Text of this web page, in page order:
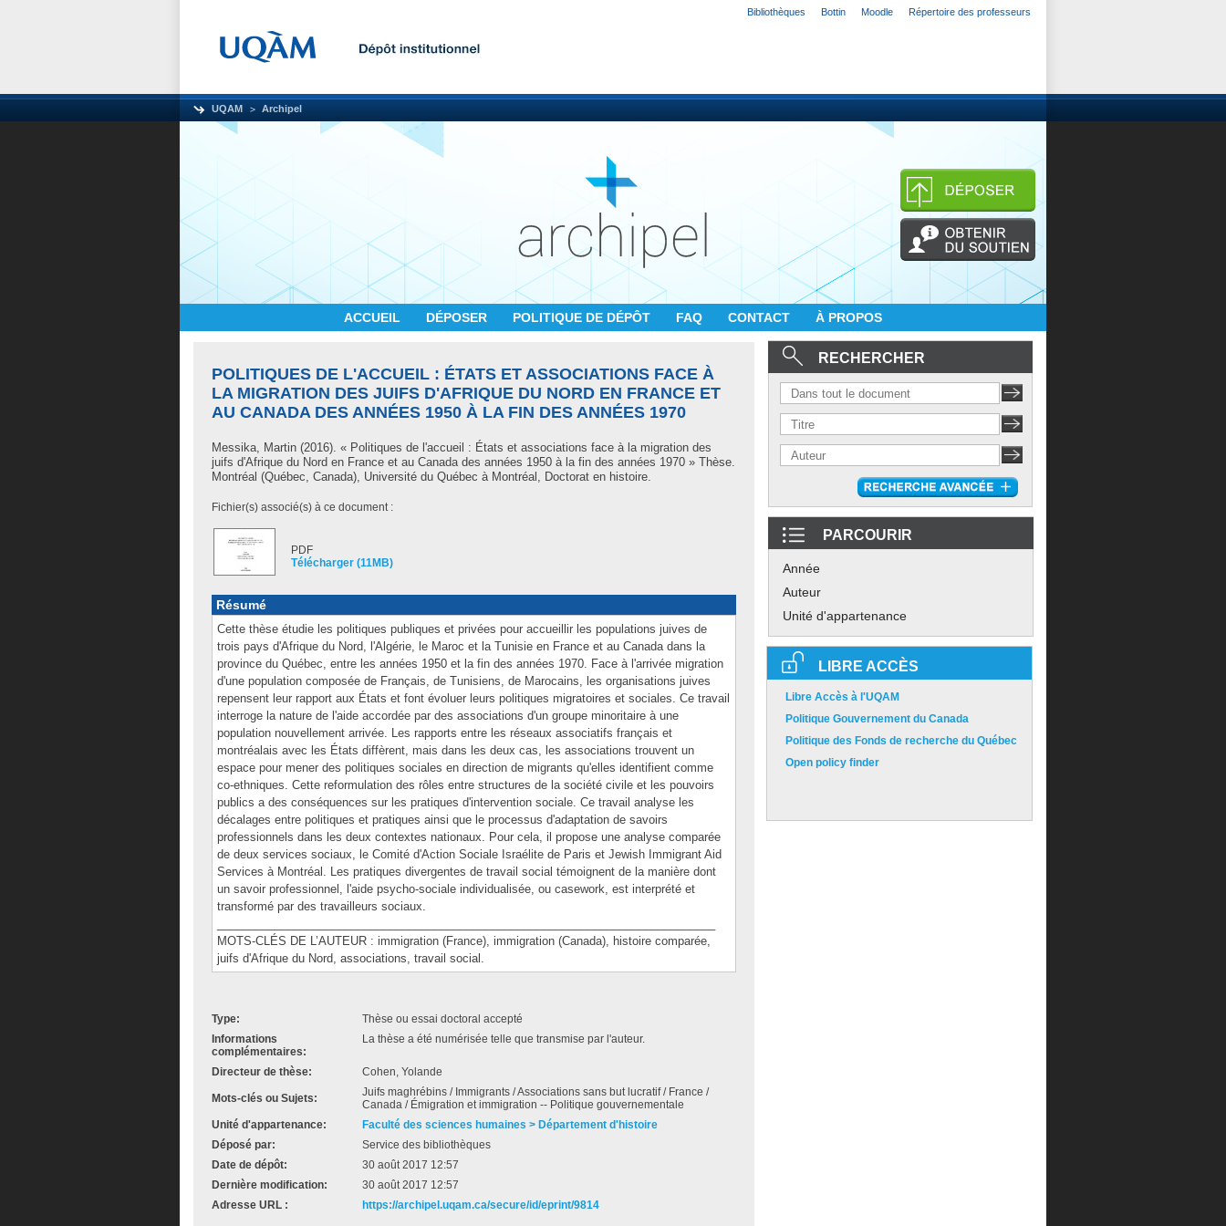
Bibliothèques Bottin Moodle Répertoire des professeurs
UQAM Archipel
ACCUEIL DÉPOSER POLITIQUE DE DÉPÔT FAQ CONTACT À PROPOS
POLITIQUES DE L'ACCUEIL : ÉTATS ET ASSOCIATIONS FACE À
LA MIGRATION DES JUIFS D'AFRIQUE DU NORD EN FRANCE ET
AU CANADA DES ANNÉES 1950 À LA FIN DES ANNÉES 1970
Messika, Martin (2016). « Politiques de l'accueil : États et associations face à la migration des
juifs d'Afrique du Nord en France et au Canada des années 1950 à la fin des années 1970 » Thèse.
Montréal (Québec, Canada), Université du Québec à Montréal, Doctorat en histoire.
Fichier(s) associé(s) à ce document :
PDF
Télécharger (11MB)
Résumé
Cette thèse étudie les politiques publiques et privées pour accueillir les populations juives de
trois pays d'Afrique du Nord, l'Algérie, le Maroc et la Tunisie en France et au Canada dans la
province du Québec, entre les années 1950 et la fin des années 1970. Face à l'arrivée migration
d'une population composée de Français, de Tunisiens, de Marocains, les organisations juives
repensent leur rapport aux États et font évoluer leurs politiques migratoires et sociales. Ce travail
interroge la nature de l'aide accordée par des associations d'un groupe minoritaire à une
population nouvellement arrivée. Les rapports entre les réseaux associatifs français et
montréalais avec les États diffèrent, mais dans les deux cas, les associations trouvent un
espace pour mener des politiques sociales en direction de migrants qu'elles identifient comme
co-ethniques. Cette reformulation des rôles entre structures de la société civile et les pouvoirs
publics a des conséquences sur les pratiques d'intervention sociale. Ce travail analyse les
décalages entre politiques et pratiques ainsi que le processus d'adaptation de savoirs
professionnels dans les deux contextes nationaux. Pour cela, il propose une analyse comparée
de deux services sociaux, le Comité d'Action Sociale Israélite de Paris et Jewish Immigrant Aid
Services à Montréal. Les pratiques divergentes de travail social témoignent de la manière dont
un savoir professionnel, l'aide psycho-sociale individualisée, ou casework, est interprété et
transformé par des travailleurs sociaux.
MOTS-CLÉS DE L’AUTEUR : immigration (France), immigration (Canada), histoire comparée,
juifs d'Afrique du Nord, associations, travail social.
Type:
Thèse ou essai doctoral accepté
Informations
complémentaires:
La thèse a été numérisée telle que transmise par l'auteur.
Directeur de thèse: Cohen, Yolande
Mots-clés ou Sujets:
Juifs maghrébins / Immigrants / Associations sans but lucratif / France /
Canada / Émigration et immigration -- Politique gouvernementale
Unité d'appartenance:
Faculté des sciences humaines > Département d'histoire
Déposé par:
Service des bibliothèques
Date de dépôt:
30 août 2017 12:57
Dernière modification:
30 août 2017 12:57
Adresse URL :
https://archipel.uqam.ca/secure/id/eprint/9814
RECHERCHER
PARCOURIR
Année
Auteur
Unité d'appartenance
LIBRE ACCÈS
Libre Accès à l'UQAM
Politique Gouvernement du Canada
Politique des Fonds de recherche du Québec
Open policy finder